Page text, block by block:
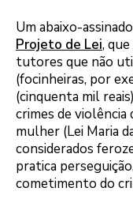
Um abaixo-
Projeto de Lei,
tutores que não
(focinheiras, por
(cinquenta mil
crimes de
mulher (Lei Maria
considerados
pratica
cometimento do